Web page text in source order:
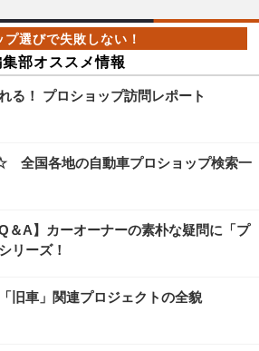
集部オススメ情報
る！ プロショップ訪問レポート
全国各地の自動車プロショップ検索一
Q＆A】カーオーナーの素朴な疑問に「プ
リーズ！
旧車」関連プロジェクトの全貌